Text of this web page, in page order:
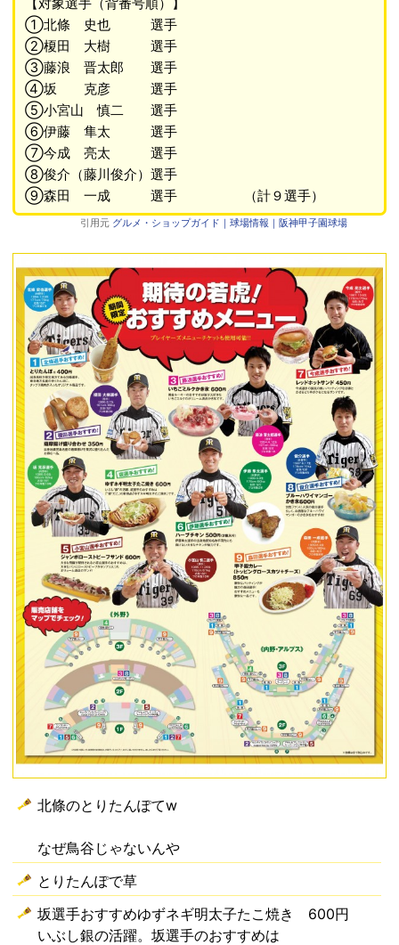
①北條 史也 選手
②榎田 大樹 選手
③藤浪 晋太郎 選手
④坂 克彦 選手
⑤小宮山 慎二 選手
⑥伊藤 隼太 選手
⑦今成 亮太 選手
⑧俊介（藤川俊介）選手
⑨森田 一成 選手 （計９選手）
引用元 グルメ・ショップガイド｜球場情報｜阪神甲子園球場
北條のとりたんぽてw
なぜ鳥谷じゃないんや
とりたんぽで草
坂選手おすすめゆずネギ明太子たこ焼き 600円
いぶし銀の活躍。坂選手のおすすめは